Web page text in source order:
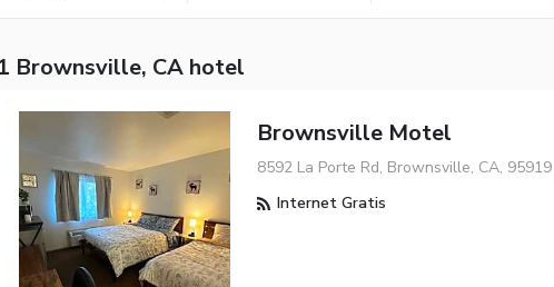
1 Brownsville, CA hotel
Brownsville Motel
8592 La Porte Rd, Brownsville, CA, 95919
Internet Gratis